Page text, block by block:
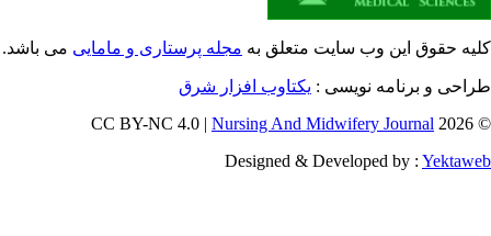
حقوق این وب سایت متعلق بهمجله پرستاری و ماماییمی باشد.
و برنامه نویسی : یکتاوب افزار شرق
©
Nursing And Midwifery Journal
Designed & Developed by :